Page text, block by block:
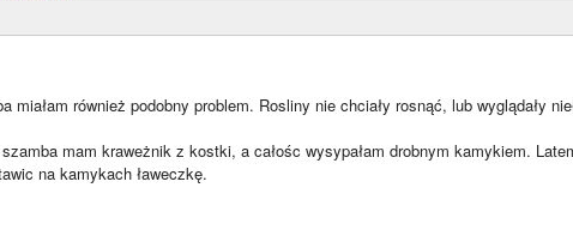
miałam również podobny problem. Rosliny nie chciały rosnąć, lub wyglądały
szamba mam kraweżnik z kostki, a całośc wysypałam drobnym kamykiem.
na kamykach ławeczkę.